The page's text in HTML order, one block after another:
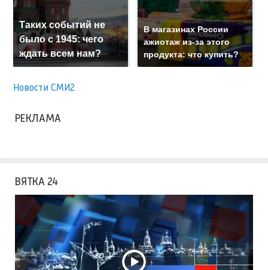
Таких событий не
было с 1945: чего
ждать всем нам?
В магазинах России
ажиотаж из-за этого
продукта: что купить?
Новости СМИ2
РЕКЛАМА
ВЯТКА 24